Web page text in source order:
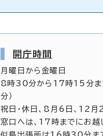
開庁時間
月曜日から金曜日
8時30分から17時15分ま
分）
祝日・休日、8月6日、12
窓口へは、17時までにお越